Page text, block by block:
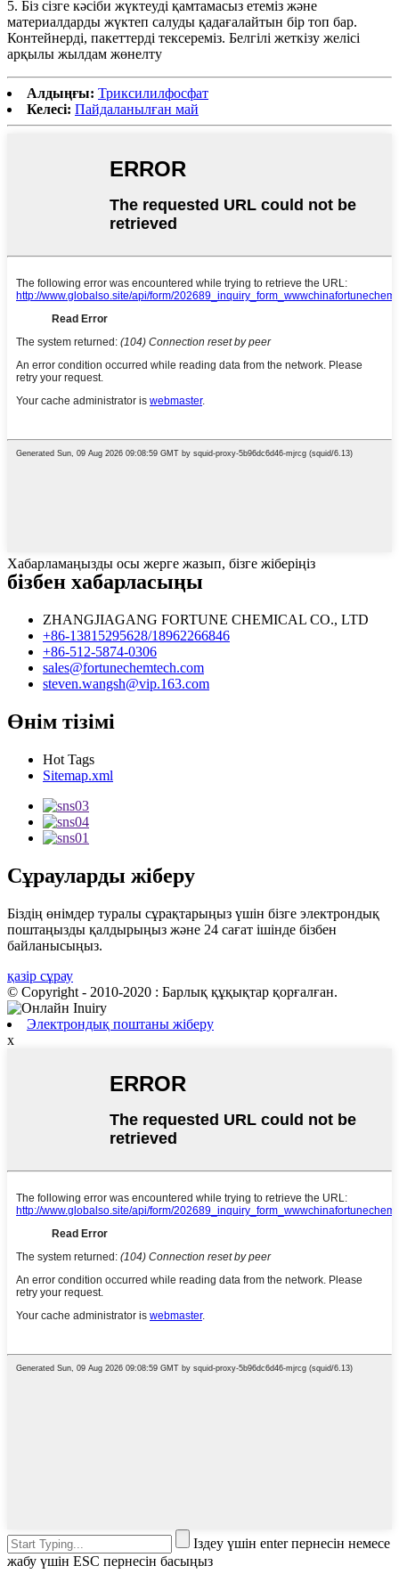
5. Біз сізге кәсіби жүктеуді қамтамасыз етеміз және
материалдарды жүктеп салуды қадағалайтын бір топ бар.
Контейнерді, пакеттерді тексереміз. Белгілі жеткізу желісі
арқылы жылдам жөнелту
Алдыңғы: Триксилилфосфат
Келесі: Пайдаланылған май
Хабарламаңызды осы жерге жазып, бізге жіберіңіз
бізбен хабарласыңы
ZHANGJIAGANG FORTUNE CHEMICAL CO., LTD
+86-13815295628/18962266846
+86-512-5874-0306
sales@fortunechemtech.com
steven.wangsh@vip.163.com
Өнім тізімі
Hot Tags
Sitemap.xml
Сұрауларды жіберу
Біздің өнімдер туралы сұрақтарыңыз үшін бізге электрондық
поштаңызды қалдырыңыз және 24 сағат ішінде бізбен
байланысыңыз.
қазір сұрау
© Copyright - 2010-2020 : Барлық құқықтар қорғалған.
Электрондық поштаны жіберу
x
Іздеу үшін enter пернесін немесе
жабу үшін ESC пернесін басыңыз